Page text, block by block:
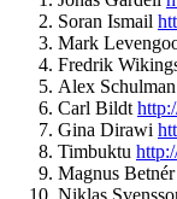
Soran Ismail
Mark
Fredrik
Alex Schulman
Carl Bildt
Gina Dirawi
Timbuktu
Magnus Betnér
Niklas